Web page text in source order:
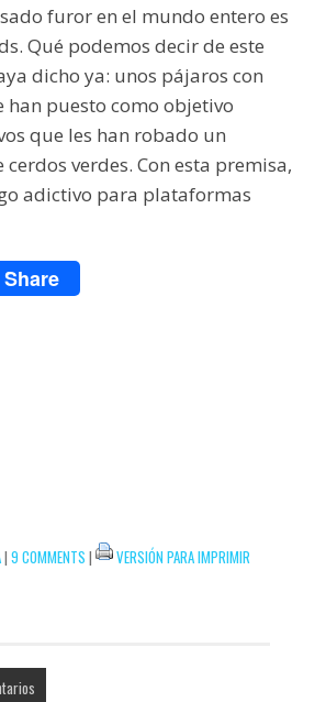
furor en el mundo entero es
Qué podemos decir de este
dicho ya: unos pájaros con
han puesto como objetivo
que les han robado un
verdes. Con esta premisa,
adictivo para plataformas
Share
| 9 COMMENTS | VERSIÓN PARA IMPRIMIR